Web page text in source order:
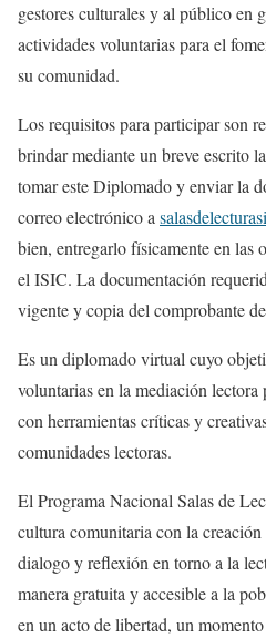
gestores culturales y al público en
actividades voluntarias para el
su comunidad.
Los requisitospara participar son
brindar mediante un breve escrito
tomar este Diplomado y enviar la
correo electrónico a
bien, entregarlo físicamente en las
el ISIC. La documentación
vigente y copia del comprobante
Es un diplomado virtual cuyo
voluntarias en la mediación lectora
con herramientas críticas y
comunidades lectoras.
El Programa Nacional Salas de
cultura comunitaria con la
dialogo y reflexión en torno a la
manera gratuita y accesible a la
en un acto de libertad, un